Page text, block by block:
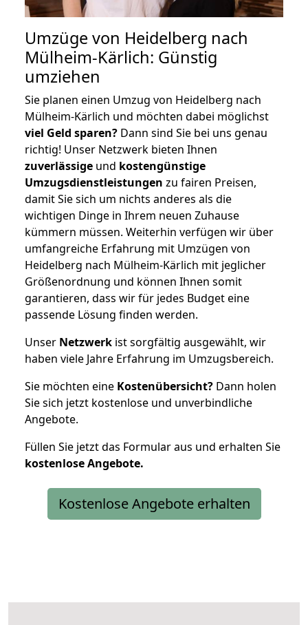
Umzüge von Heidelberg nach
Mülheim-Kärlich: Günstig
umziehen
Sie planen einen Umzug von Heidelberg nach
Mülheim-Kärlich und möchten dabei möglichst
viel Geld sparen? Dann sind Sie bei uns genau
richtig! Unser Netzwerk bieten Ihnen
zuverlässige und kostengünstige
Umzugsdienstleistungen zu fairen Preisen,
damit Sie sich um nichts anderes als die
wichtigen Dinge in Ihrem neuen Zuhause
kümmern müssen. Weiterhin verfügen wir über
umfangreiche Erfahrung mit Umzügen von
Heidelberg nach Mülheim-Kärlich mit jeglicher
Größenordnung und können Ihnen somit
garantieren, dass wir für jedes Budget eine
passende Lösung finden werden.
Unser Netzwerk ist sorgfältig ausgewählt, wir
haben viele Jahre Erfahrung im Umzugsbereich.
Sie möchten eine Kostenübersicht? Dann holen
Sie sich jetzt kostenlose und unverbindliche
Angebote.
Füllen Sie jetzt das Formular aus und erhalten Sie
kostenloseAngebote.
Kostenlose Angebote erhalten